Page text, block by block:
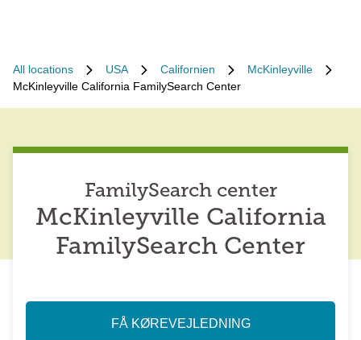
All locations USA Californien
McKinleyville
McKinleyville California FamilySearch Center
FamilySearch center
McKinleyville California
FamilySearch Center
FÅ KØREVEJLEDNING